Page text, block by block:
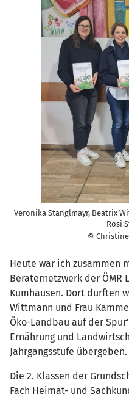
Veronika Stanglmayr, Beatrix
Rosi
©
Heute war ich zusammen
Beraternetzwerk der ÖMR
Kumhausen. Dort durften
Wittmann und Frau
Öko-Landbau auf der
Ernährung und
Jahrgangsstufe übergeben.
Die 2. Klassen der
Fach Heimat- und